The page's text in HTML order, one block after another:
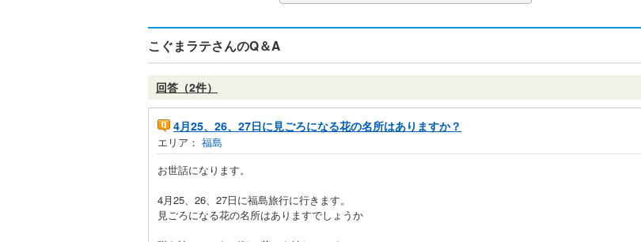
こぐまラテさんのQ＆A
回答（2件）
4月25、26、27日に見ごろになる花の名所はありますか？
エリア： 福島
お世話になります。
4月25、26、27日に福島旅行に行きます。
見ごろになる花の名所はありますでしょうか